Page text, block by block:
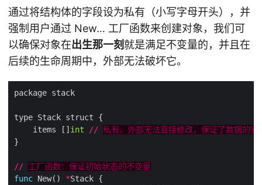
通过将结构体的字段设为私有（小写字母开头），并
强制用户通过 New… 工厂函数来创建对象，我们可
以确保对象在出生那一刻就是满足不变量的，并且在
后续的生命周期中，外部无法破坏它。
    items []
int // 私有，外部无法直接修改，保证了数据的安
// 工厂函数：保证初始状态的不变量
func New() *